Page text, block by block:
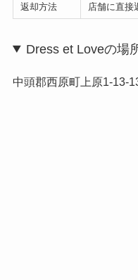
返却方法 店舗に直接
Dress et Loveの場
中頭郡西原町上原1-13-